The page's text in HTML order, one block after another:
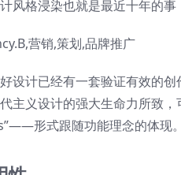
风格浸染也就是最近十年的事
设计已经有一套验证有效的
主义设计的强大生命力所致
形式跟随功能理念的体现。